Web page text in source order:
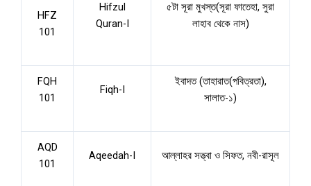
HFZ
101
Hifzul
Quran-I
৫টা সূরা মুখস্ত(সূরা ফাতেহা, সুরা
লাহাব থেকে নাস)
FQH
101
Fiqh-I
ইবাদত (তাহারাত(পবিত্রতা),
সালাত-১)
AQD
101
Aqeedah-I আল্লাহর সত্ত্বা ও সিফত, নবী-রাসূল